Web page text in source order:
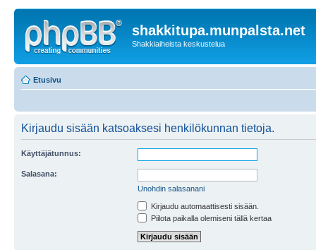
shakkitupa.munpalsta.net
Shakkiaiheista keskustelua
Etusivu
Kirjaudu sisään katsoaksesi henkilökunnan tietoja.
Käyttäjätunnus:
Salasana:
Unohdin salasanani
Kirjaudu automaattisesti sisään.
Piilota paikalla olemiseni tällä kertaa